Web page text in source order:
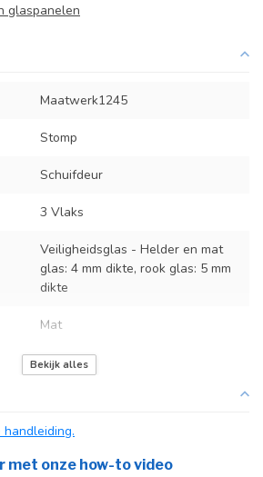
glaspanelen
Maatwerk1245
Stomp
Schuifdeur
3 Vlaks
Veiligheidsglas - Helder en mat
glas: 4 mm dikte, rook glas: 5 mm
dikte
Mat
Op maat gemaakt
Bekijk alles
met onze how-to video